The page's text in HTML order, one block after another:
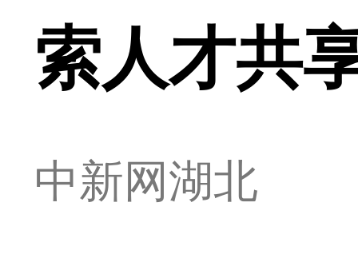
索人才共
中新网湖北